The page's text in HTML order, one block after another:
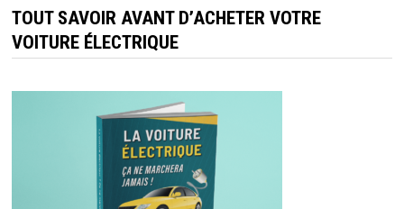
TOUT SAVOIR AVANT D’ACHETER VOTRE
VOITURE ÉLECTRIQUE